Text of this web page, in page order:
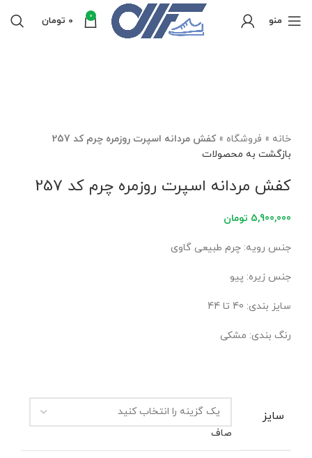
منو 0
0 تومان
خانه » فروشگاه »کفش مردانه اسپرت روزمره چرم کد 257
بازگشت به محصولات
کفش مردانه اسپرت روزمره چرم کد 257
5,900,000 تومان
جنس رویه: چرم طبیعی گاوی
جنس زیره: پیو
سایز بندی: 40 تا 44
رنگ بندی: مشکی
سایز
صاف